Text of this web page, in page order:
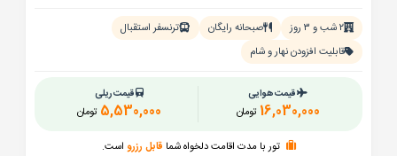
۲ شب و ۳ روز صبحانه رایگان
ترنسفر استقبال
قابلیت افزودن نهار و شام
قیمت هوایی
تومان 16,030,000
قیمت ریلی
تومان 5,530,000
تور با مدت اقامت دلخواه شما قابل رزرو است.